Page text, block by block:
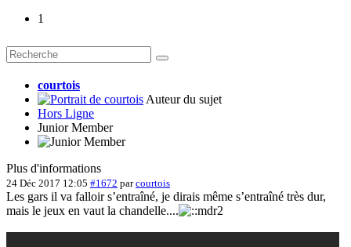
1
courtois
Auteur du sujet
Hors Ligne
Junior Member
Plus d'informations
24 Déc 2017 12:05 #1672 parcourtois
Les gars il va falloir s’entraîné, je dirais même s’entraîné très dur,
mais le jeux en vaut la chandelle....